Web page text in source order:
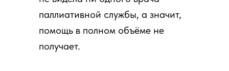
паллиативной службы, а значит,
помощь в полном объёме не
получает.